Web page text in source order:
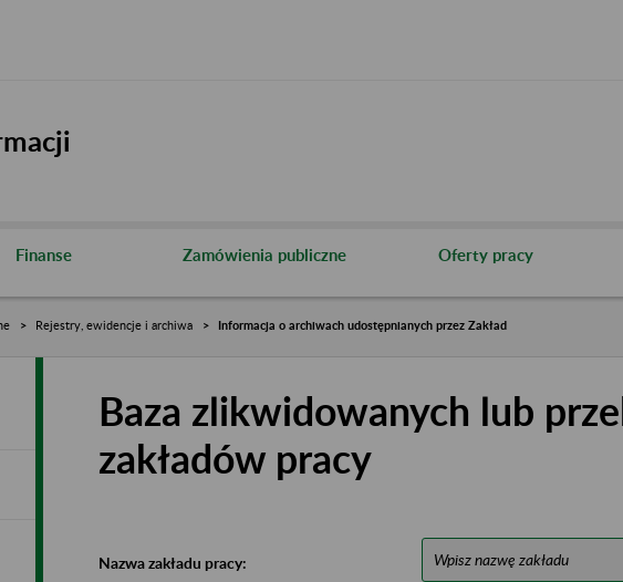
Finanse Zamówienia publiczne Oferty pracy
Rejestry, ewidencje i archiwa Informacja o archiwach udostępnianych przez Zakład
Baza zlikwidowanych lub
zakładów pracy
Nazwa zakładu pracy: